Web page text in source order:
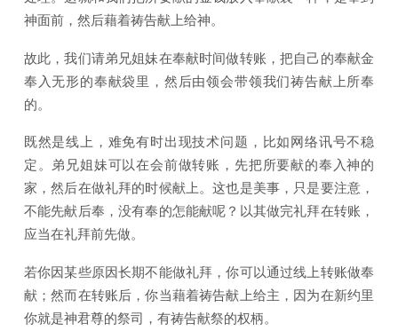
神面前，然后藉着祷告献上给神。
故此，我们请弟兄姐妹在奉献时间做转账，把自己的奉献金
奉入无形的奉献袋里，然后由领会带领我们祷告献上所奉
的。
既然是线上，难免有时出现技术问题，比如网络讯号不稳
定。弟兄姐妹可以在会前做转账，先把所要献的奉入神的
家，然后在做礼拜的时候献上。这也是美事，只是要注意，
不能先献后奉，没有奉的怎能献呢？以其做完礼拜在转账，
应当在礼拜前先做。
若你因某些原因长期不能做礼拜，你可以通过线上转账做奉
献；然而在转账后，你当藉着祷告献上给主，因为在新约里
你就是神君尊的祭司，有祷告献祭的权柄。